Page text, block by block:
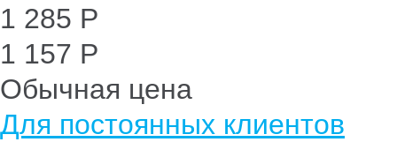
1 285 Р
1 157 Р
Обычная цена
Для постоянных клиентов